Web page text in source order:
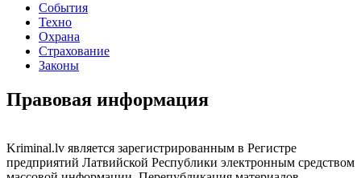
События
Техно
Охрана
Страхование
Законы
Правовая информация
Kriminal.lv является зарегистрированным в Регистре
предприятий Латвийской Республики электронным средством